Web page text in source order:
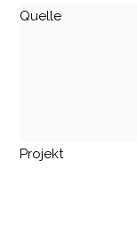
Quelle
Projekt